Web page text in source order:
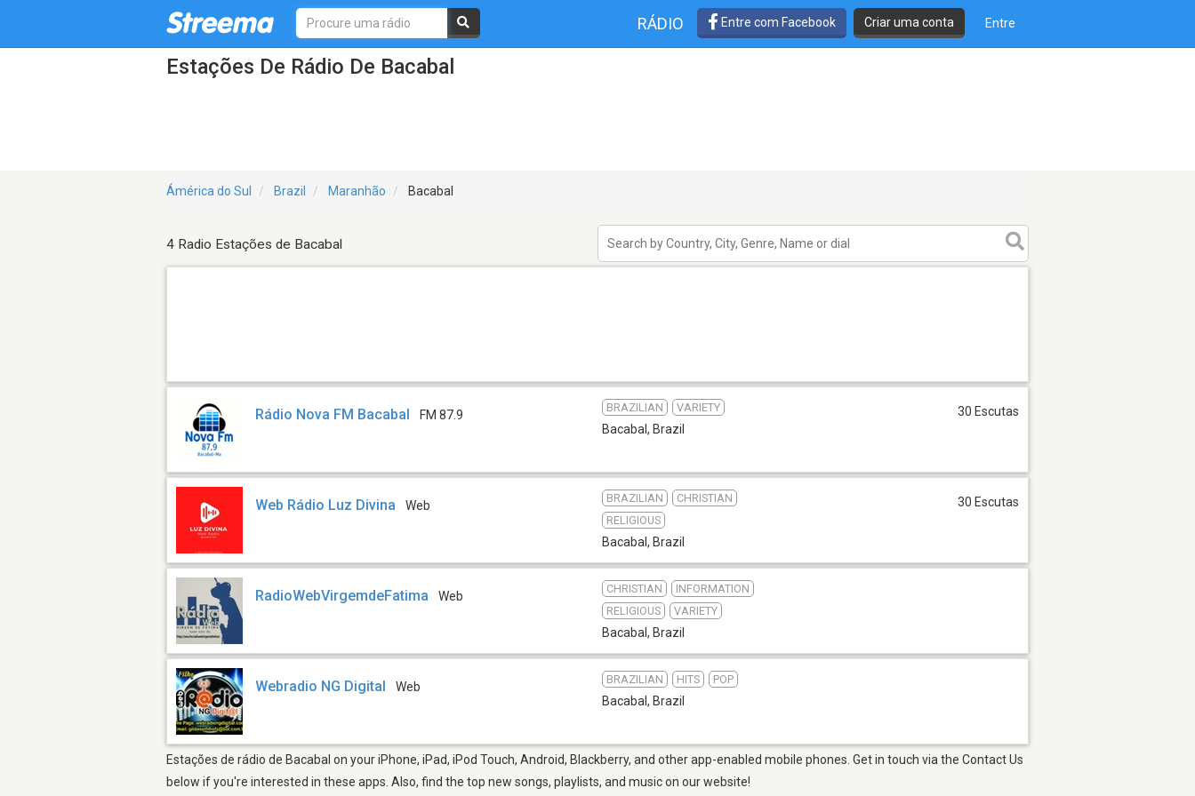
RÁDIO Entre com Facebook Criar uma conta Entre
Estações De Rádio De Bacabal
Ámérica do Sul Brazil Maranhão Bacabal
4 Radio Estações de Bacabal
Rádio Nova FM Bacabal FM 87.9
BRAZILIAN VARIETY
Bacabal , Brazil
30 Escutas
Web Rádio Luz Divina Web
BRAZILIAN
CHRISTIAN
RELIGIOUS
Bacabal , Brazil
30 Escutas
RadioWebVirgemdeFatima Web
CHRISTIAN
INFORMATION
RELIGIOUS
VARIETY
Bacabal , Brazil
Webradio NG Digital Web
BRAZILIAN HITS POP
Bacabal , Brazil
Estações de rádio de Bacabal on your iPhone, iPad, iPod Touch, Android, Blackberry, and other app-enabled mobile phones. Get in touch via the Contact Us
below if you're interested in these apps. Also, find the top new songs, playlists, and music on our website!